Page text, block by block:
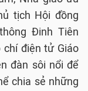
tịch Hội đồng
Đinh Tiên
chí điện tử Giáo
đàn sôi nổi để
chia sẻ những